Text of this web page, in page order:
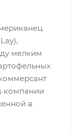
мелким
компании
в